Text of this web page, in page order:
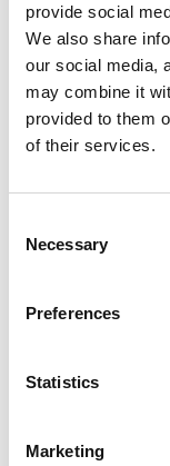
provide social
We also share
our social media,
may combine it
provided to them
of their services.
Selection
Necessary
Preferences
Statistics
Marketing
Ni anländer vid
Bengtsfors för
en ordentlig
Stugbaat hjälper
blir ert flytande
en hel vecka –
- Fullt utrustat
utomhus
- Förråd
- Mobilladdare